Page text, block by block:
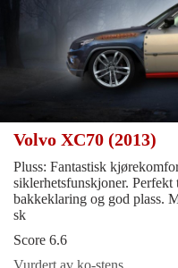
Volvo XC70 (2013)
Pluss: Fantastisk
siklerhetsfunskjoner.
bakkeklaring og god plass.
sk
Score 6.6